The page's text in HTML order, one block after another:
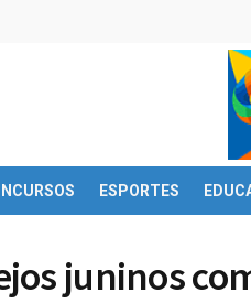
ESPORTES
juninos